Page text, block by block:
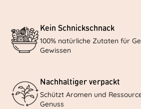
Kein Schnickschnack
100% natürliche Zutaten für
Gewissen
Nachhaltiger verpackt
Schützt Aromen und
Genuss